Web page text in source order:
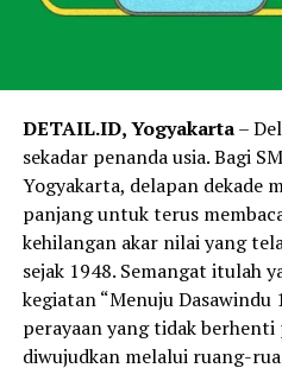
DETAIL.ID, Yogyakarta–
sekadar penanda usia. Bagi
Yogyakarta, delapan dekade
panjang untuk terus
kehilangan akar nilai yang
sejak 1948. Semangat itulah
kegiatan “Menuju Dasawindu
perayaan yang tidak
diwujudkan melalui ruang-